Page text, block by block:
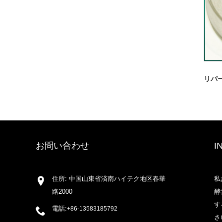
リパ
お問い合わせ
住所: 中国山東省済南ハイテク地区春華
路2000
電話:+86-13583185792
私
酵
す